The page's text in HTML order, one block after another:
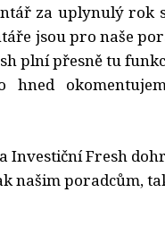
za uplynulý rok
jsou pro naše
plní přesně tu
Investiční Fresh
našim poradcům,